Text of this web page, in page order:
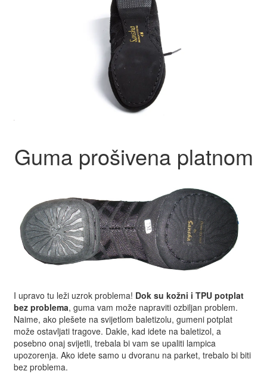
Guma prošivena platnom
I upravo tu leži uzrok problema! Dok su kožni i TPU potplat
bez problema, guma vam može napraviti ozbiljan problem.
Naime, ako plešete na svijetlom baletizolu, gumeni potplat
može ostavljati tragove. Dakle, kad idete na baletizol, a
posebno onaj svijetli, trebala bi vam se upaliti lampica
upozorenja. Ako idete samo u dvoranu na parket, trebalo bi biti
bez problema.